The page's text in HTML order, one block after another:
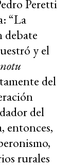
Peretti
“La
debate
y el
del
del
entonces,
rurales